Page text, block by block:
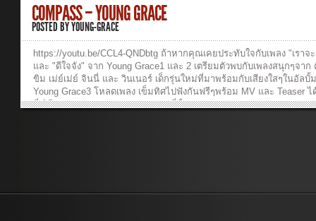
COMPASS – YOUNG GRACE
POSTED BYYOUNG-GRACE
https://youtu.be/CCL4-QNDbtg ถ้าหากคุณเคยประทับใจกับเพลง "เราจ
และ "ดีใจจัง" จาก Young Grace1 และ 2 เตรียมตัวพบกับเพลงสนุกๆจาก
ขิม เม่ย์เม่ย์ จินนี่ และ วินเนอร์ เด็กรุ่นใหม่ที่มาพร้อมกับเสียงใสๆในอัลบั้
Young Grace3 โหลดเพลง เข็มทิศไปฟังกันฟรีๆพร้อม MV และ Teaser
นี่ วิธีการ Download 1. Right-click ที่ชื่อเพลง 2. “Save Target As…” or
นอกทาง เดินไกลยังไงไม่หลง พระคำพระองค์ทรงชี้ทางให้หัวใจ